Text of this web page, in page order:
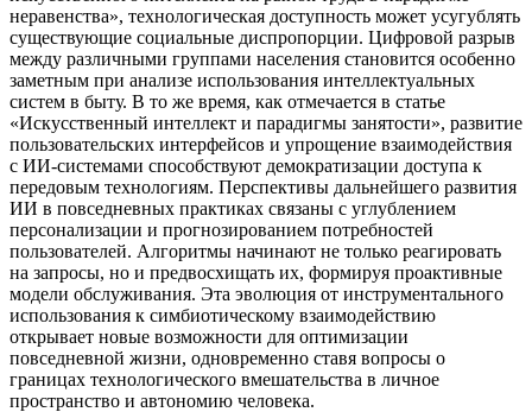
неравенства», технологическая доступность может усугублять
существующие социальные диспропорции. Цифровой разрыв
между различными группами населения становится особенно
заметным при анализе использования интеллектуальных
систем в быту. В то же время, как отмечается в статье
«Искусственный интеллект и парадигмы занятости», развитие
пользовательских интерфейсов и упрощение взаимодействия
с ИИ-системами способствуют демократизации доступа к
передовым технологиям. Перспективы дальнейшего развития
ИИ в повседневных практиках связаны с углублением
персонализации и прогнозированием потребностей
пользователей. Алгоритмы начинают не только реагировать
на запросы, но и предвосхищать их, формируя проактивные
модели обслуживания. Эта эволюция от инструментального
использования к симбиотическому взаимодействию
открывает новые возможности для оптимизации
повседневной жизни, одновременно ставя вопросы о
границах технологического вмешательства в личное
пространство и автономию человека.